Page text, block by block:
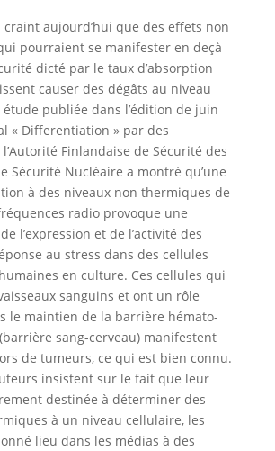
craint aujourd’hui que des effets non
pourraient se manifester en deçà
dicté par le taux d’absorption
causer des dégâts au niveau
publiée dans l’édition de juin
« Differentiation » par des
Finlandaise de Sécurité des
Sécurité Nucléaire a montré qu’une
à des niveaux non thermiques de
radio provoque une
l’expression et de l’activité des
au stress dans des cellules
en culture. Ces cellules qui
sanguins et ont un rôle
le maintien de la barrière hémato-
sang-cerveau) manifestent
de tumeurs, ce qui est bien connu.
insistent sur le fait que leur
destinée à déterminer des
à un niveau cellulaire, les
lieu dans les médias à des